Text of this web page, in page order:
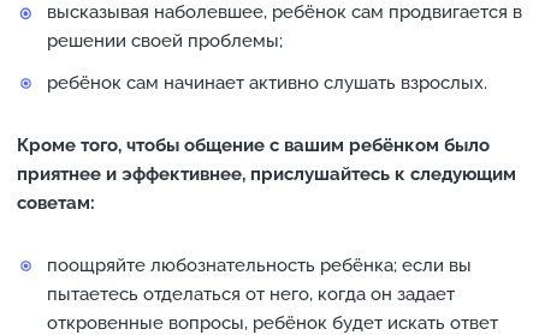
высказывая наболевшее, ребёнок сам продвигается в
решении своей проблемы;
ребёнок сам начинает активно слушать взрослых.
Кроме того, чтобы общение с вашим ребёнком было
приятнее и эффективнее, прислушайтесь к следующим
советам:
поощряйте любознательность ребёнка; если вы
пытаетесь отделаться от него, когда он задает
откровенные вопросы, ребёнок будет искать ответ